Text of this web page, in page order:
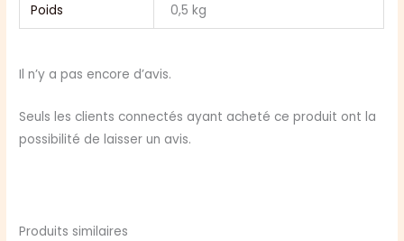
Poids 0,5 kg
Il n’y a pas encore d’avis.
Seuls les clients connectés ayant acheté ce produit ont la
possibilité de laisser un avis.
Produits similaires